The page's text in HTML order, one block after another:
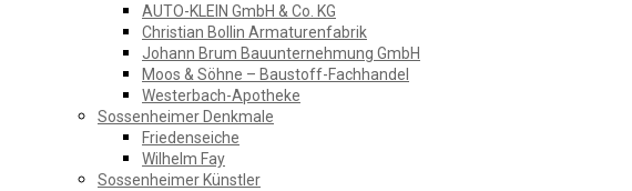
AUTO-KLEIN GmbH & Co. KG
Christian Bollin Armaturenfabrik
Johann Brum Bauunternehmung GmbH
Moos & Söhne – Baustoff-Fachhandel
Westerbach-Apotheke
Sossenheimer Denkmale
Friedenseiche
Wilhelm Fay
Sossenheimer Künstler